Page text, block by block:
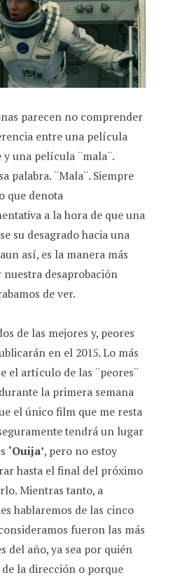
t
s
A
p
p
e
g
r
a
m
d
i
t
i
l
parecen no comprender
entre una película
y una película ¨mala¨.
palabra. ¨Mala¨. Siempre
que denota
a la hora de que una
su desagrado hacia una
así, es la manera más
nuestra desaprobación
de ver.
de las mejores y, peores
en el 2015. Lo más
el artículo de las ¨peores¨
la primera semana
el único film que me resta
tendrá un lugar
‘Ouija’, pero no estoy
hasta el final del próximo
Mientras tanto, a
hablaremos de las cinco
fueron las más
del año, ya sea por quién
de la dirección o porque